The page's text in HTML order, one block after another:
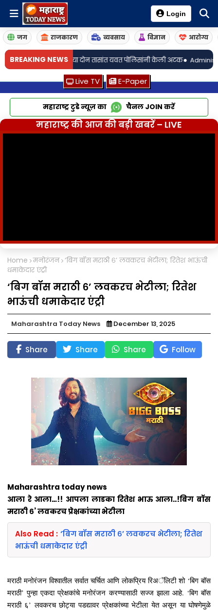
Login
जग राजकारण व्यवसाय विज्ञान आरोग्य
BREAKING NEWS
अवघ्या दोन तासांत यवत पोलिसांनी केली अटक• Administration
Live TV E-Paper
महाराष्ट्र टुडे न्यूज़ का चैनल JOIN करें
महाराष्ट्र की आज की बड़ी खबरें – LIVE
Home मनोरंजन ‘बिग बॉस मराठी ६’ लवकरच भेटीला; रितेश भाऊंची
धमाकेदार एंट्री
‘बिग बॉस मराठी ६’ लवकरच भेटीला; रितेश
भाऊंची धमाकेदार एंट्री
Maharashtra Today News December 13, 2025
Share Share Share Follow
Maharashtra today news
आला रे आला…!! आपला लाडका रितेश भाऊ आला..!बिग बॉस
मराठी ६’ लवकरच प्रेक्षकांच्या भेटीला
Also Read : ‘बिग बॉस मराठी ६’ लवकरच भेटीला; रितेश
भाऊंची धमाकेदार एंट्री
मराठी मनोरंजन विश्वातील सर्वात चर्चित आणि लोकप्रिय रिअॅलिटी शो ‘बिग बॉस
मराठी’ पुन्हा एकदा प्रेक्षकांचे मनोरंजन करण्यासाठी सज्ज झाला आहे. ‘बिग बॉस
मराठी ६’ लवकरच छोट्या पडद्यावर प्रेक्षकांच्या भेटीला येत असून या घोषणेमुळे